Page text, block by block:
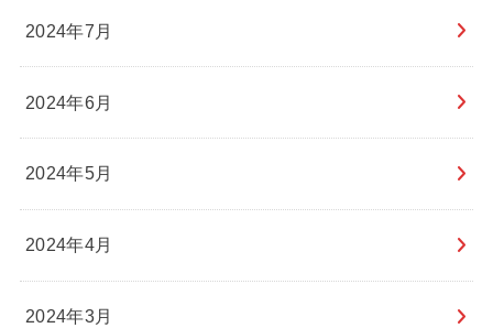
2024年7月
2024年6月
2024年5月
2024年4月
2024年3月